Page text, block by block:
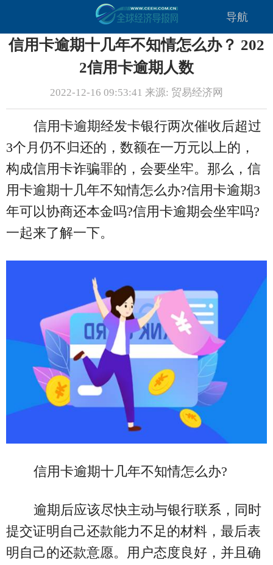
导航
信用卡逾期十几年不知情怎么办？ 202
2信用卡逾期人数
2022-12-16 09:53:41 来源: 贸易经济网
信用卡逾期经发卡银行两次催收后超过
3个月仍不归还的，数额在一万元以上的，
构成信用卡诈骗罪的，会要坐牢。那么，信
用卡逾期十几年不知情怎么办?信用卡逾期3
年可以协商还本金吗?信用卡逾期会坐牢吗?
一起来了解一下。
信用卡逾期十几年不知情怎么办?
逾期后应该尽快主动与银行联系，同时
提交证明自己还款能力不足的材料，最后表
明自己的还款意愿。用户态度良好，并且确